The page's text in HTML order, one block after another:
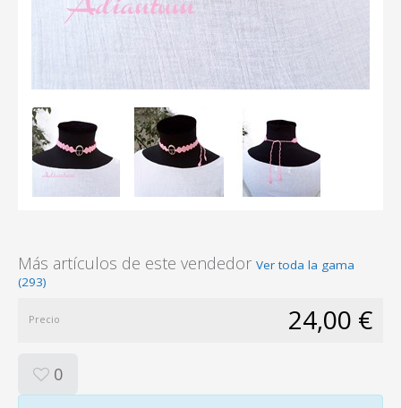
Más artículos de este vendedor Ver toda la gama
(293)
Precio 24,00 €
0